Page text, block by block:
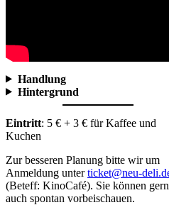
Handlung
Hintergrund
Eintritt: 5 € + 3 € für Kaffee und
Kuchen
Zur besseren Planung bitte wir um
Anmeldung unterticket@neu-
(Beteff: KinoCafé). Sie können
auch spontan vorbeischauen.